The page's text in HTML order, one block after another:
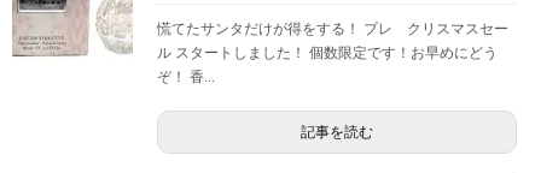
慌てたサンタだけが得をする！ プレ クリスマスセー
ル スタートしました！ 個数限定です！お早めにどう
ぞ！ 香...
記事を読む